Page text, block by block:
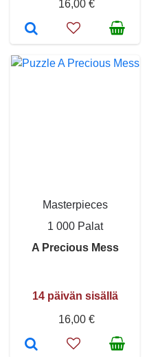
16,00 €
Masterpieces
1 000 Palat
A Precious Mess
14 päivän sisällä
16,00 €